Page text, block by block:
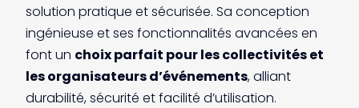
solution pratique et sécurisée. Sa conception
ingénieuse et ses fonctionnalités avancées en
font un choix parfait pour les collectivités et
les organisateurs d’événements, alliant
durabilité, sécurité et facilité d’utilisation.